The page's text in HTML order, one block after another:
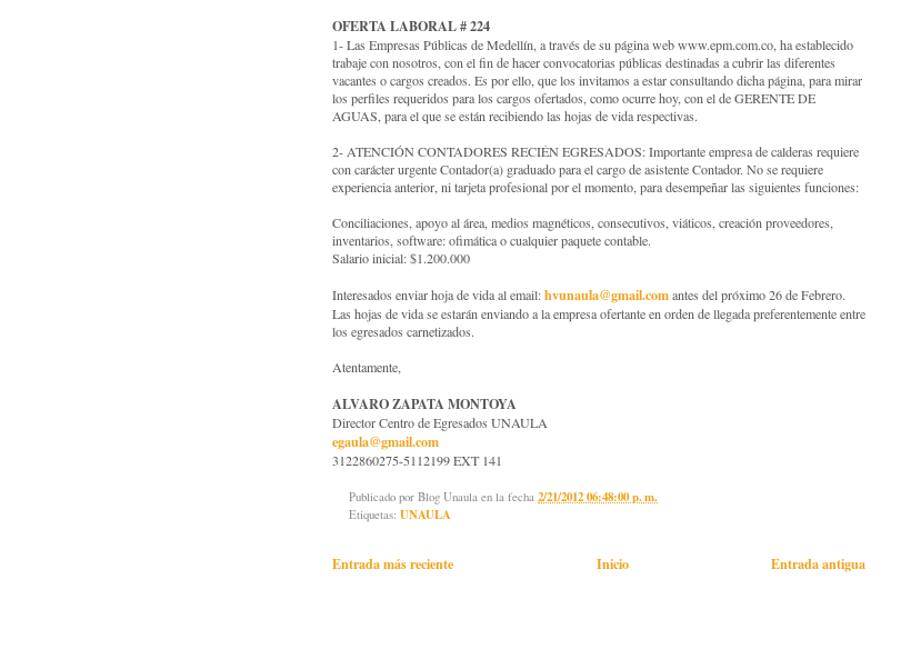
OFERTA LABORAL # 224
1- Las Empresas Públicas de Medellín, a través de su página web www.epm.com.co, ha establecido
trabaje con nosotros, con el fin de hacer convocatorias públicas destinadas a cubrir las diferentes
vacantes o cargos creados. Es por ello, que los invitamos a estar consultando dicha página, para mirar
los perfiles requeridos para los cargos ofertados, como ocurre hoy, con el de GERENTE DE
AGUAS, para el que se están recibiendo las hojas de vida respectivas.
2- ATENCIÓN CONTADORES RECIÉN EGRESADOS: Importante empresa de calderas requiere
con carácter urgente Contador(a) graduado para el cargo de asistente Contador. No se requiere
experiencia anterior, ni tarjeta profesional por el momento, para desempeñar las siguientes funciones:
Conciliaciones, apoyo al área, medios magnéticos, consecutivos, viáticos, creación proveedores,
inventarios, software: ofimática o cualquier paquete contable.
Salario inicial: $1.200.000
Interesados enviar hoja de vida al email:hvunaula@gmail.comantes del próximo 26 de Febrero.
Las hojas de vida se estarán enviando a la empresa ofertante en orden de llegada preferentemente entre
los egresados carnetizados.
Atentamente,
ALVARO ZAPATA MONTOYA
Director Centro de Egresados UNAULA
egaula@gmail.com
3122860275-5112199 EXT 141
Publicado por Blog Unaula en la fecha 2/21/2012 06:48:00 p. m.
Etiquetas: UNAULA
Entrada más reciente Entrada antigua
Inicio